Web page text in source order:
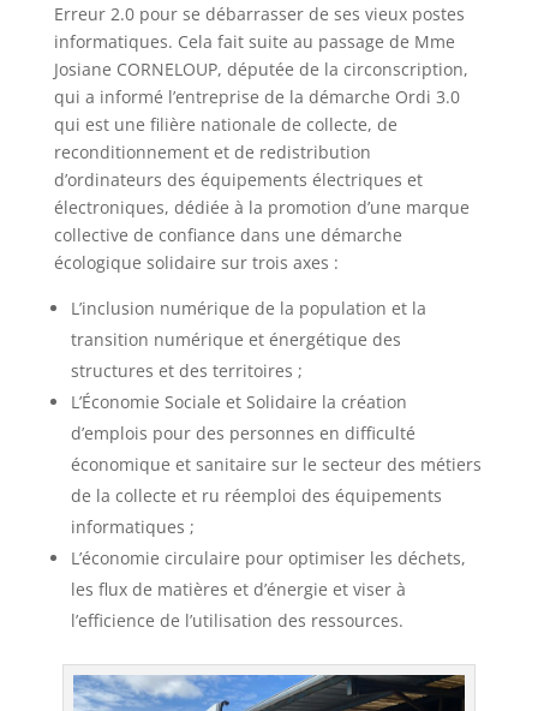
Erreur 2.0 pour se débarrasser de ses vieux postes
informatiques. Cela fait suite au passage de Mme
Josiane CORNELOUP, députée de la circonscription,
qui a informé l’entreprise de la démarche Ordi 3.0
qui est une filière nationale de collecte, de
reconditionnement et de redistribution
d’ordinateurs des équipements électriques et
électroniques, dédiée à la promotion d’une marque
collective de confiance dans une démarche
écologique solidaire sur trois axes :
L’inclusion numérique de la population et la
transition numérique et énergétique des
structures et des territoires ;
L’Économie Sociale et Solidaire la création
d’emplois pour des personnes en difficulté
économique et sanitaire sur le secteur des métiers
de la collecte et ru réemploi des équipements
informatiques ;
L’économie circulaire pour optimiser les déchets,
les flux de matières et d’énergie et viser à
l’efficience de l’utilisation des ressources.